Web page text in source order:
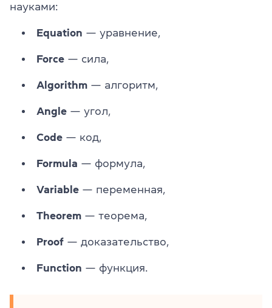
науками:
Equation — уравнение,
Force — сила,
Algorithm — алгоритм,
Angle — угол,
Code — код,
Formula — формула,
Variable — переменная,
Theorem — теорема,
Proof — доказательство,
Function — функция.